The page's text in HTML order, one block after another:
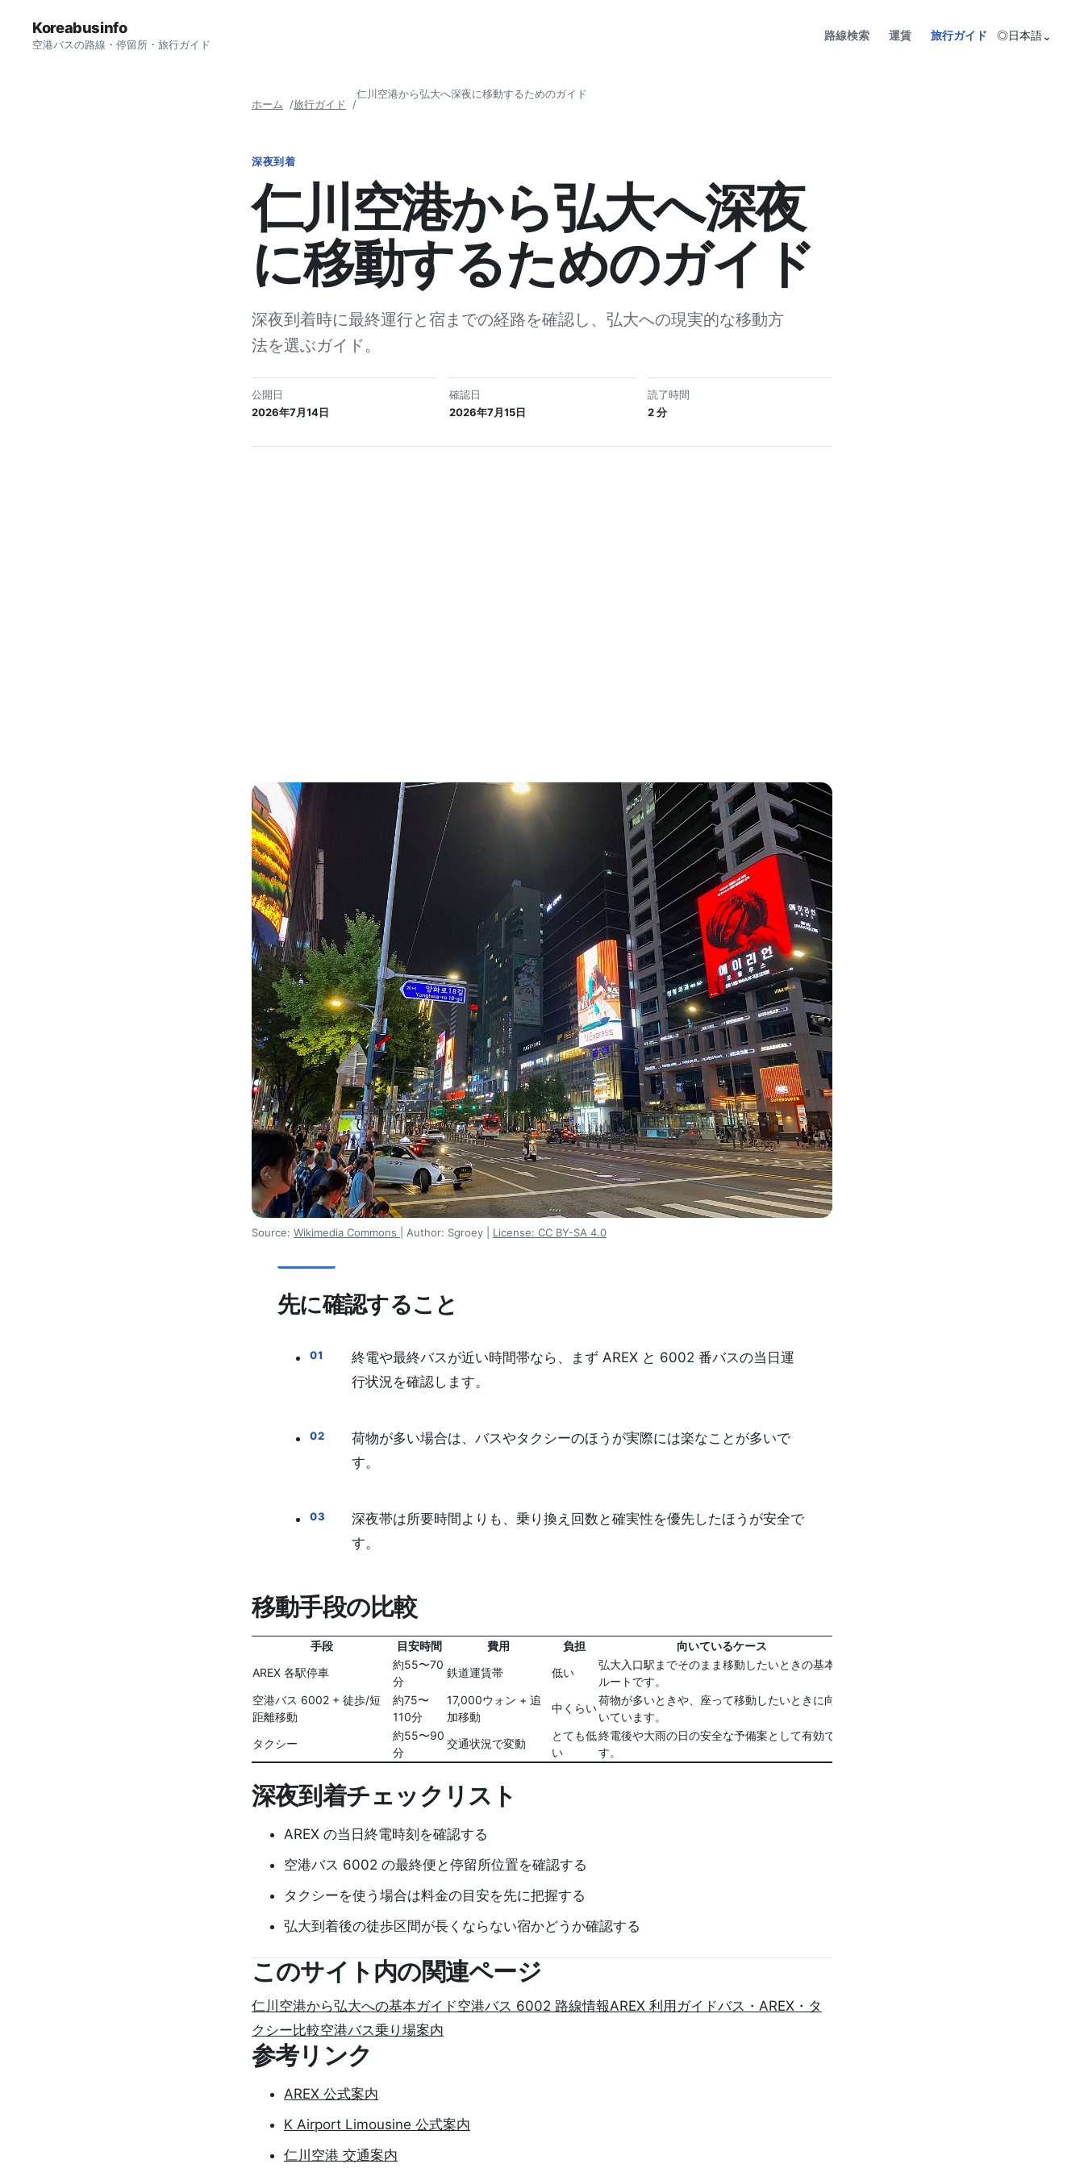
Koreabusinfo
空港バスの路線・停留所・旅行ガイド
路線検索 運賃 旅行ガイド ◎日本語⌄
ホーム 旅行ガイド
仁川空港から弘大へ深夜に移動するためのガイド
深夜到着
仁川空港から弘大へ深夜
に移動するためのガイド
深夜到着時に最終運行と宿までの経路を確認し、弘大への現実的な移動方
法を選ぶガイド。
公開日
2026年7月14日
確認日
2026年7月15日
読了時間
2 分
Source: Wikimedia Commons Author: Sgroey License: CC BY-SA 4.0
先に確認すること
終電や最終バスが近い時間帯なら、まず AREX と 6002 番バスの当日運
行状況を確認します。
荷物が多い場合は、バスやタクシーのほうが実際には楽なことが多いで
す。
深夜帯は所要時間よりも、乗り換え回数と確実性を優先したほうが安全で
す。
移動手段の比較
手段 目安時間 費用 負担
向いているケース
AREX 各駅停車
約55〜70
分
鉄道運賃帯 低い
弘大入口駅までそのまま移動したいときの基本
ルートです。
空港バス 6002 + 徒歩/短
距離移動
約75〜
110分
17,000ウォン + 追
加移動
中くらい
荷物が多いときや、座って移動したいときに向
いています。
タクシー
約55〜90
分
交通状況で変動
とても低
い
終電後や大雨の日の安全な予備案として有効で
す。
深夜到着チェックリスト
AREX の当日終電時刻を確認する
空港バス 6002 の最終便と停留所位置を確認する
タクシーを使う場合は料金の目安を先に把握する
弘大到着後の徒歩区間が長くならない宿かどうか確認する
このサイト内の関連ページ
仁川空港から弘大への基本ガイド空港バス 6002 路線情報AREX 利用ガイドバス・AREX・タ
クシー比較空港バス乗り場案内
参考リンク
AREX 公式案内
K Airport Limousine 公式案内
仁川空港 交通案内